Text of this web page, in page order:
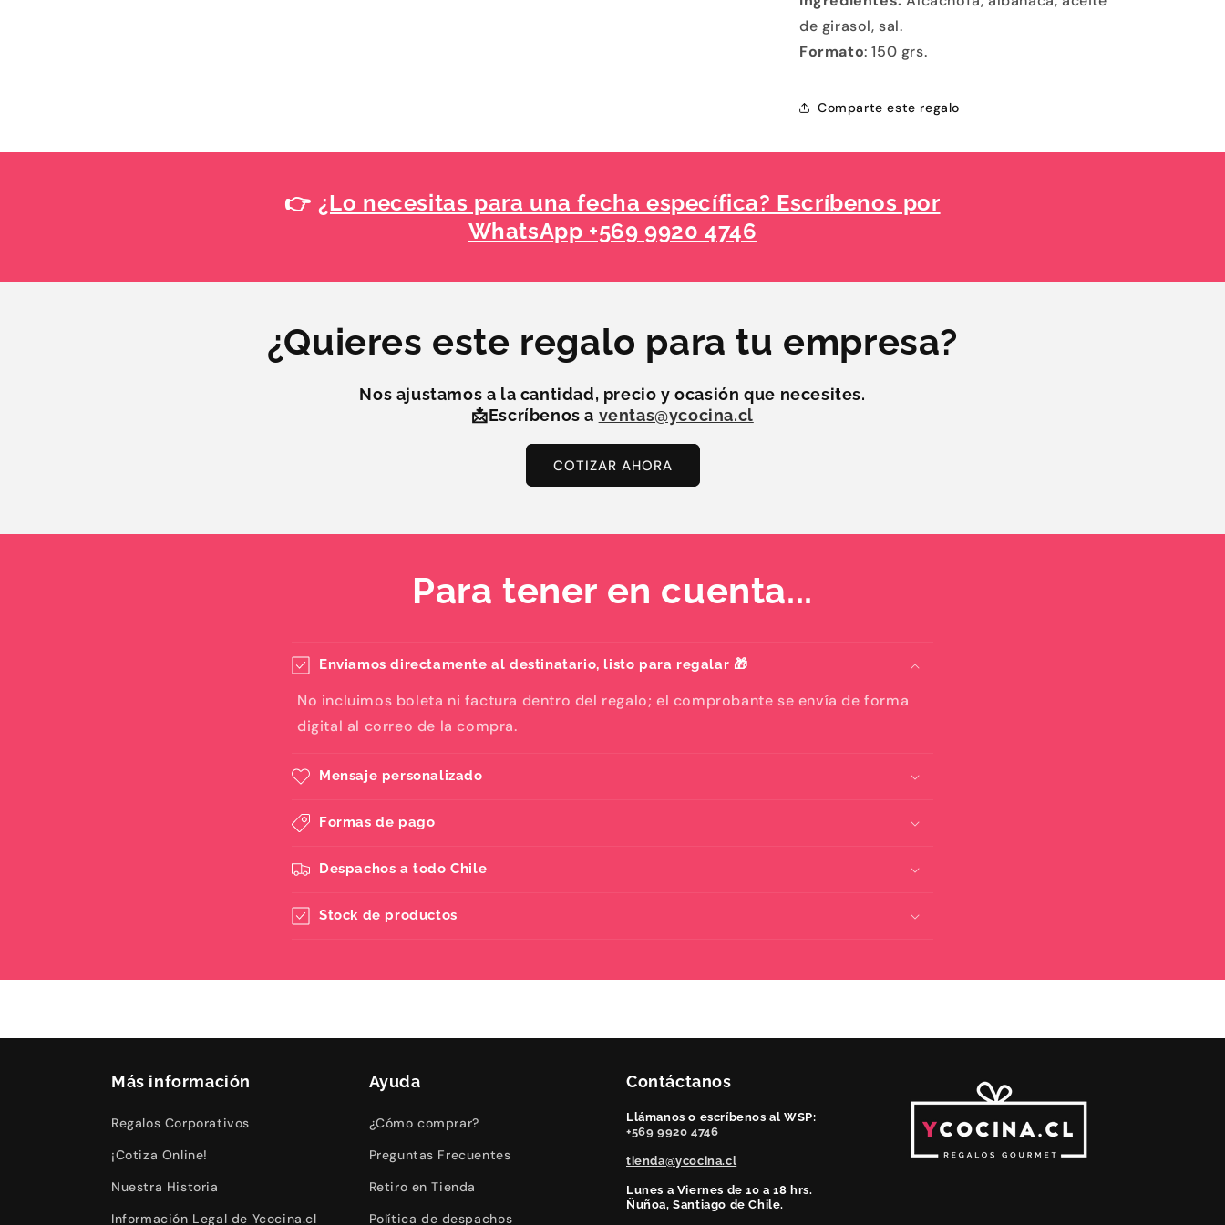
de girasol, sal.
Formato: 150 grs.
Comparte este regalo
👉 ¿Lo necesitas para una fecha específica? Escríbenos por
WhatsApp +569 9920 4746
¿Quieres este regalo para tu empresa?
Nos ajustamos a la cantidad, precio y ocasión que necesites.
📩Escríbenos a ventas@ycocina.cl
COTIZAR AHORA
Para tener en cuenta...
Enviamos directamente al destinatario, listo para regalar 🎁
No incluimos boleta ni factura dentro del regalo; el comprobante se envía de forma
digital al correo de la compra.
Mensaje personalizado
Formas de pago
Despachos a todo Chile
Stock de productos
Más información
Regalos Corporativos
¡Cotiza Online!
Nuestra Historia
Información Legal de Ycocina.cl
Ayuda
¿Cómo comprar?
Preguntas Frecuentes
Retiro en Tienda
Política de despachos
Contáctanos
Llámanos o escríbenos al WSP:
+569 9920 4746
tienda@ycocina.cl
Lunes a Viernes de 10 a 18 hrs.
Ñuñoa, Santiago de Chile.